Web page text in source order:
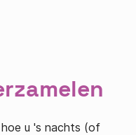
u 's nachts (of